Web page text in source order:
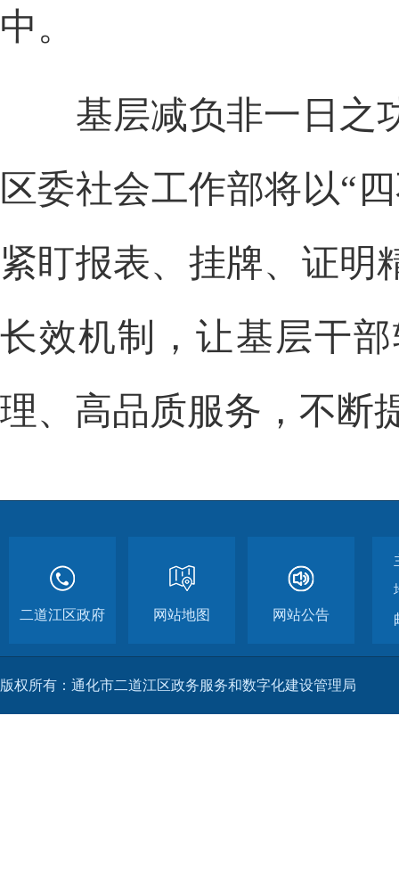
中。
基层减负非一日之功
区委社会工作部将以“
紧盯报表、挂牌、证明
长效机制，让基层干
理、高品质服务，不断
二道江区政府 网站地图 网站公告
版权所有：通化市二道江区政务服务和数字化建设管理局